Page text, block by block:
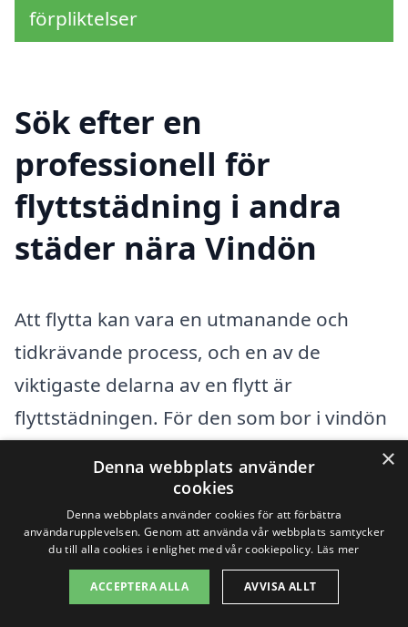
förpliktelser
Sök efter en
professionell för
flyttstädning i andra
städer nära Vindön
Att flytta kan vara en utmanande och
tidkrävande process, och en av de
viktigaste delarna av en flytt är
flyttstädningen. För den som bor i vindön
och behöver hjälp med flyttstädning finns
det flera professionella företag i närheten
som kan hjälpa till. Genom att anlita
experter inom städning kan man
säkerställa att man lämnar sin gamla
×
Denna webbplats använder
cookies
Denna webbplats använder cookies för att förbättra
användarupplevelsen. Genom att använda vår webbplats samtycker
du till alla cookies i enlighet med vår cookiepolicy. Läs mer
ACCEPTERA ALLA AVVISA ALLT